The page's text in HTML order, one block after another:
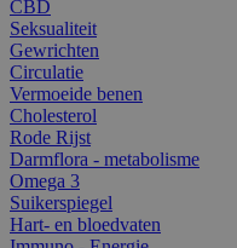
CBD
Seksualiteit
Gewrichten
Circulatie
Vermoeide benen
Cholesterol
Rode Rijst
Darmflora - metabolisme
Omega 3
Suikerspiegel
Hart- en bloedvaten